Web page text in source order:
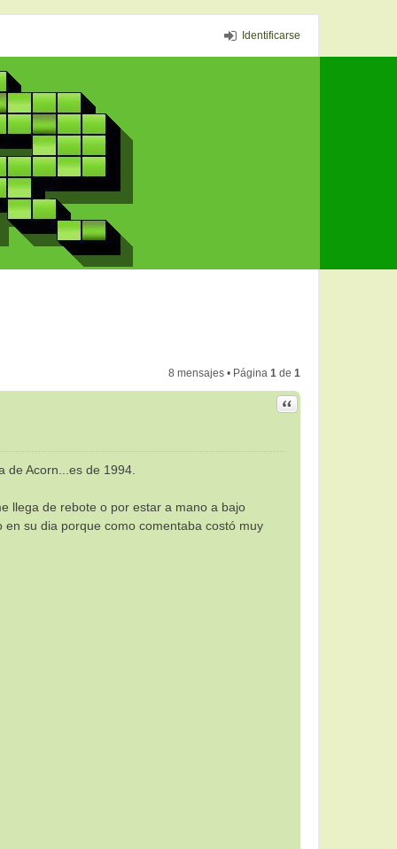
Identificarse
8 mensajes • Página 1 de 1
Citar
de Acorn...es de 1994.
llega de rebote o por estar a mano a bajo
su dia porque como comentaba costó muy